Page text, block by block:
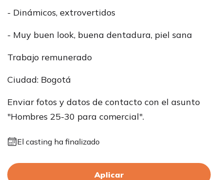
- Dinámicos, extrovertidos
- Muy buen look, buena dentadura, piel sana
Trabajo remunerado
Ciudad: Bogotá
Enviar fotos y datos de contacto con el asunto
"Hombres 25-30 para comercial".
El casting ha finalizado
Aplicar